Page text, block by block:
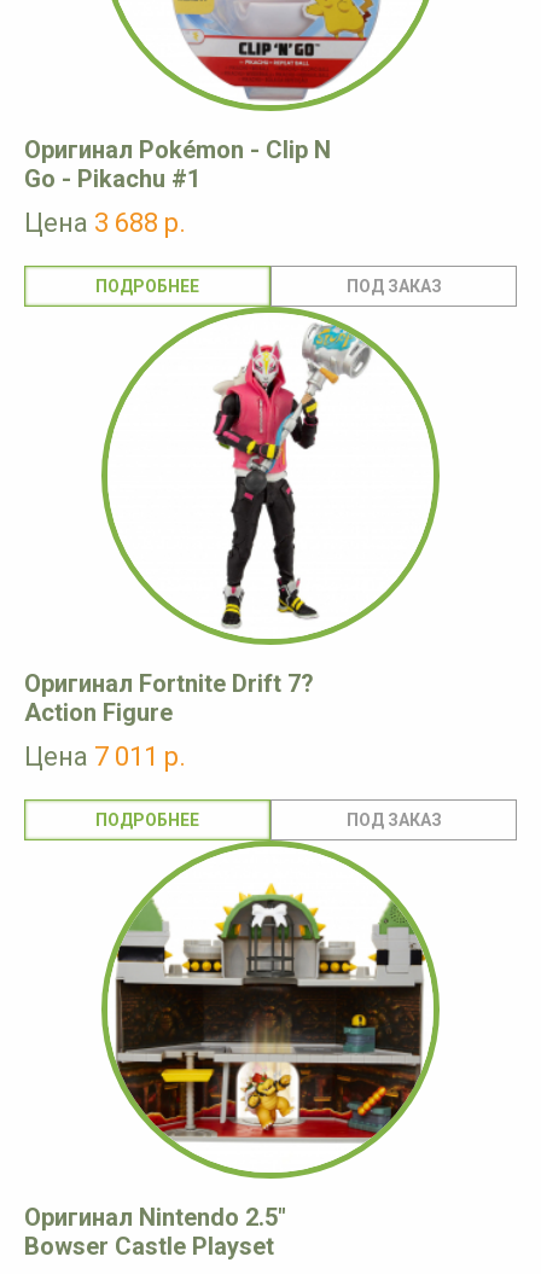
Оригинал Pokémon - Clip N
Go - Pikachu #1
Цена 3 688 р.
ПОДРОБНЕЕ
Оригинал Fortnite Drift 7?
Action Figure
Цена 7 011 р.
ПОДРОБНЕЕ
Оригинал Nintendo 2.5"
Bowser Castle Playset